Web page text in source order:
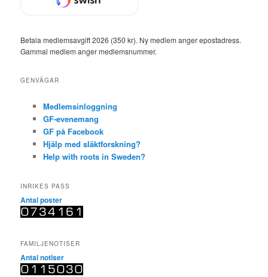
Betala medlemsavgift 2026 (350 kr). Ny medlem anger epostadress.
Gammal medlem anger medlemsnummer.
GENVÄGAR
Medlemsinloggning
GF-evenemang
GF på Facebook
Hjälp med släktforskning?
Help with roots in Sweden?
INRIKES PASS
Antal poster
FAMILJENOTISER
Antal notiser